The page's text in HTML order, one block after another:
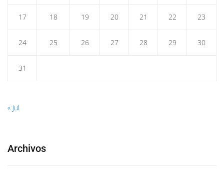
17 18 19 20 21 22 23
24 25 26 27 28 29 30
31
« Jul
Archivos